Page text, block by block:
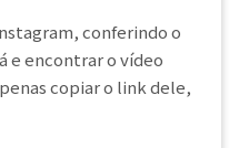
conferindo o
e encontrar o vídeo
copiar o link dele,